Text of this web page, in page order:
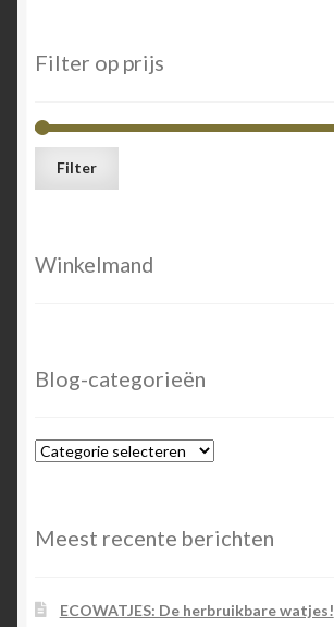
Filter op prijs
Filter
Winkelmand
Blog-categorieën
Blog-
Meest recente berichten
ECOWATJES: De herbruikbare watjes!